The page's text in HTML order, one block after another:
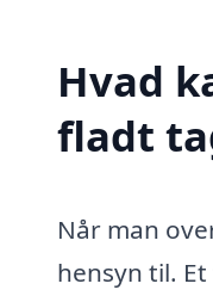
Hvad
fladt
Når man
hensyn til.